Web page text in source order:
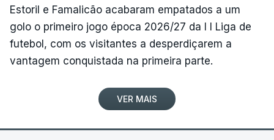
Estoril e Famalicão acabaram empatados a um
golo o primeiro jogo época 2026/27 da I I Liga de
futebol, com os visitantes a desperdiçarem a
vantagem conquistada na primeira parte.
VER MAIS